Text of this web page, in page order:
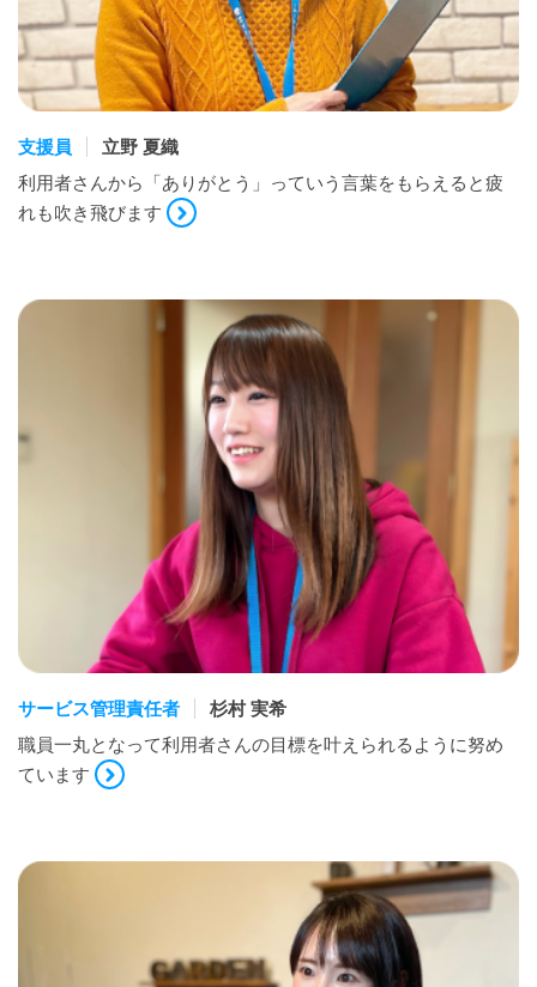
支援員
立野 夏織
利用者さんから「ありがとう」っていう言葉をもらえると疲
れも吹き飛びます
サービス管理責任者
杉村 実希
職員一丸となって利用者さんの目標を叶えられるように努め
ています